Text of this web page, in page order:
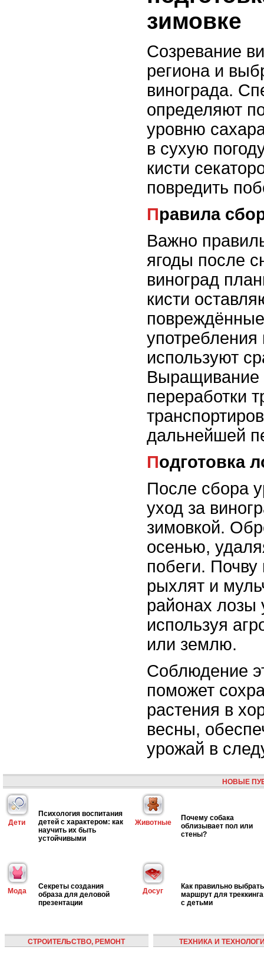
зимовке
Созревание
региона и
винограда.
определяют
уровню
в сухую
кисти
повредить
Правила
Важно
ягоды после
виноград
кисти
используют
Выращивание
переработки
дальнейшей
Подготовка
После сбора
уход за
зимовкой.
осенью,
побеги. Почву
рыхлят и
районах лозы
используя
или землю.
Соблюдение
поможет
растения в
весны,
урожай в
НОВЫЕ
Дети
Психология воспитания
детей с характером: как
научить их быть
устойчивыми
Животные
Почему собака
облизывает пол или
стены?
Мода
Секреты создания
образа для деловой
презентации
Досуг
Как правильно выбрать
маршрут для треккинга
с детьми
СТРОИТЕЛЬСТВО, РЕМОНТ ТЕХНИКА И